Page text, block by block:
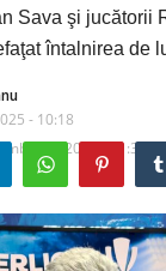
Sava şi jucătorii
întalnirea de
- 10:18
2, 2025 - 11:39